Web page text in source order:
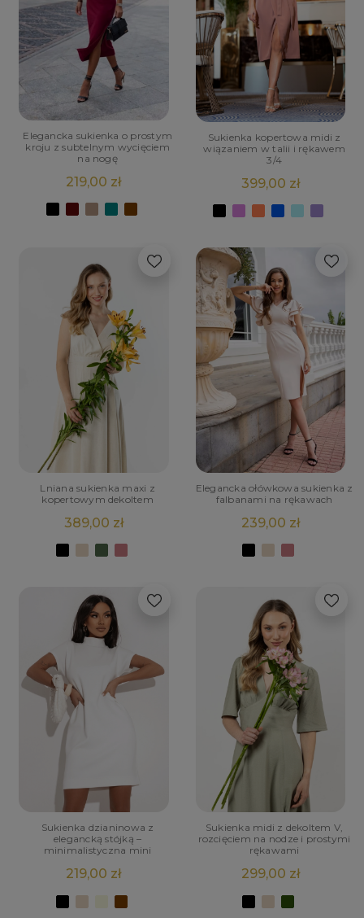
Elegancka sukienka o prostym
kroju z subtelnym wycięciem
na nogę
219,00 zł
Sukienka kopertowa midi z
wiązaniem w talii i rękawem
3/4
399,00 zł
Lniana sukienka maxi z
kopertowym dekoltem
389,00 zł
Elegancka ołówkowa sukienka z
falbanami na rękawach
239,00 zł
Sukienka dzianinowa z
elegancką stójką –
minimalistyczna mini
219,00 zł
Sukienka midi z dekoltem V,
rozcięciem na nodze i prostymi
rękawami
299,00 zł